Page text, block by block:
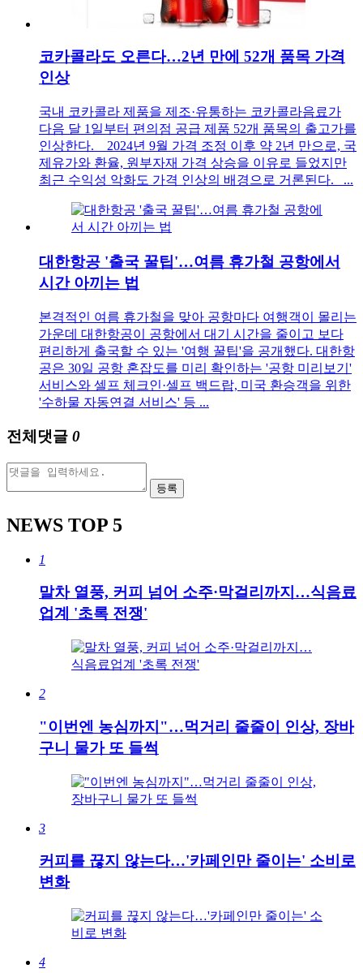
코카콜라도 오른다…2년 만에 52개 품목 가격
인상
국내 코카콜라 제품을 제조·유통하는 코카콜라음료가
다음 달 1일부터 편의점 공급 제품 52개 품목의 출고가를
인상한다. 2024년 9월 가격 조정 이후 약 2년 만으로, 국
제유가와 환율, 원부자재 가격 상승을 이유로 들었지만
최근 수익성 악화도 가격 인상의 배경으로 거론된다. ...
대한항공 '출국 꿀팁'…여름 휴가철 공항에서
시간 아끼는 법
본격적인 여름 휴가철을 맞아 공항마다 여행객이 몰리는
가운데 대한항공이 공항에서 대기 시간을 줄이고 보다
편리하게 출국할 수 있는 '여행 꿀팁'을 공개했다. 대한항
공은 30일 공항 혼잡도를 미리 확인하는 '공항 미리보기'
서비스와 셀프 체크인·셀프 백드랍, 미국 환승객을 위한
'수하물 자동연결 서비스' 등 ...
전체댓글 0
등록
NEWS TOP 5
1
말차 열풍, 커피 넘어 소주·막걸리까지…식음료
업계 '초록 전쟁'
2
"이번엔 농심까지"…먹거리 줄줄이 인상, 장바
구니 물가 또 들썩
3
커피를 끊지 않는다…'카페인만 줄이는' 소비로
변화
4